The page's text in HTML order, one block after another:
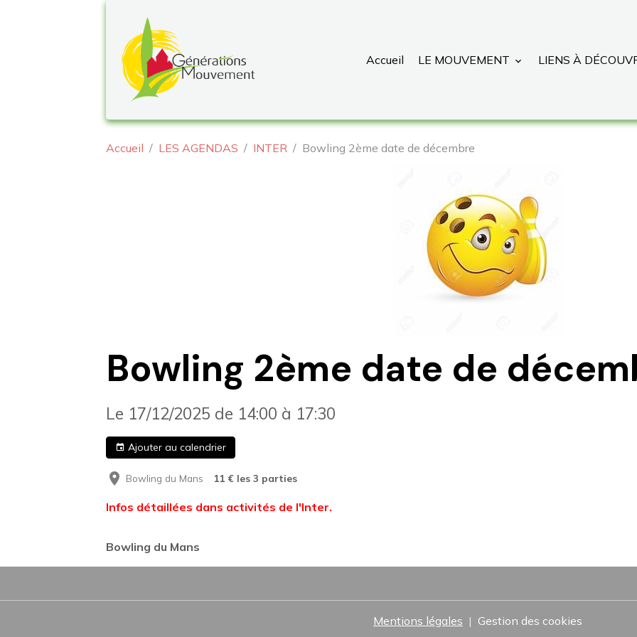
Accueil LE MOUVEMENT LIENS À
Accueil LES AGENDAS INTER Bowling 2ème date de décembre
Bowling 2ème date de
Le 17/12/2025 de 14:00 à 17:30
Ajouter au calendrier
Bowling du Mans 11 € les 3 parties
Infos détaillées dans activités de l'Inter.
Bowling du Mans
Mentions légales Gestion des cookies